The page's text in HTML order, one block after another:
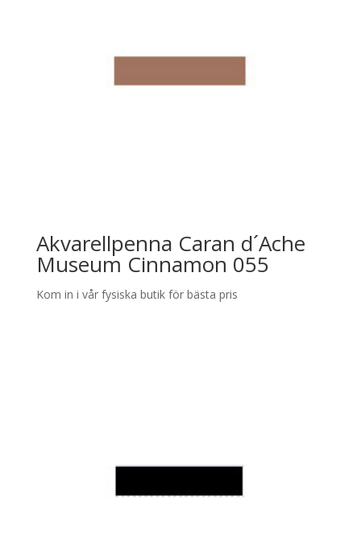
Akvarellpenna Caran d´Ache
Museum Cinnamon 055
Kom in i vår fysiska butik för bästa pris